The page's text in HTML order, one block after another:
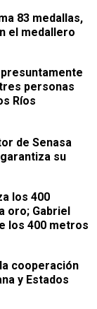
83 medallas,
el medallero
personas
Ríos
de Senasa
su
los 400
oro; Gabriel
los 400 metros
cooperación
y Estados